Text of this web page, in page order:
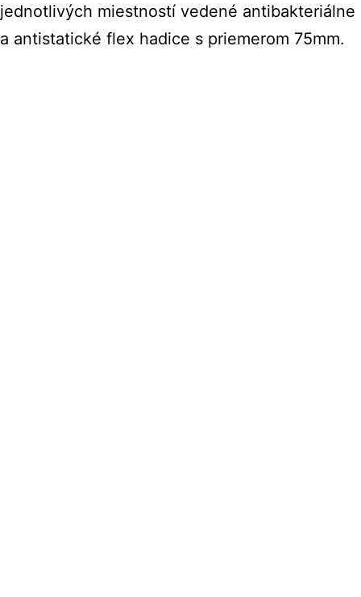
jednotlivých miestností vedené antibakteriálne
a antistatické flex hadice s priemerom 75mm.